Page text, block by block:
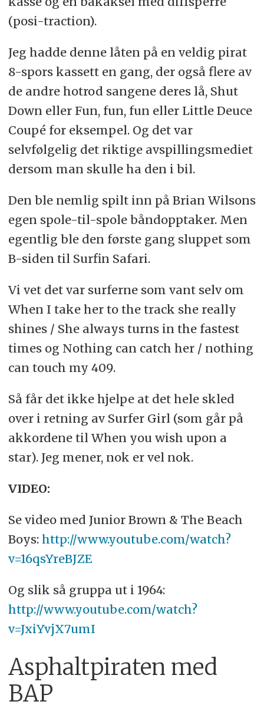
(posi-traction).
Jeg hadde denne låten på en veldig pirat
8-spors kassett en gang, der også flere av
de andre hotrod sangene deres lå, Shut
Down eller Fun, fun, fun eller Little Deuce
Coupé for eksempel. Og det var
selvfølgelig det riktige avspillingsmediet
dersom man skulle ha den i bil.
Den ble nemlig spilt inn på Brian Wilsons
egen spole-til-spole båndopptaker. Men
egentlig ble den første gang sluppet som
B-siden til Surfin Safari.
Vi vet det var surferne som vant selv om
When I take her to the track she really
shines / She always turns in the fastest
times og Nothing can catch her / nothing
can touch my 409.
Så får det ikke hjelpe at det hele skled
over i retning av Surfer Girl (som går på
akkordene til When you wish upon a
star). Jeg mener, nok er vel nok.
VIDEO:
Se video med Junior Brown & The Beach
Boys: http://www.youtube.com/watch?
v=16qsYreBJZE
Og slik så gruppa ut i 1964:
http://www.youtube.com/watch?
v=JxiYvjX7umI
Asphaltpiraten med
BAP